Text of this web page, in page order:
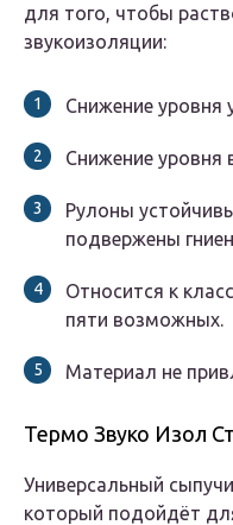
для того, чтобы
звукоизоляции:
Снижение уровня
Снижение
Рулоны
подвержены
Относится к
пяти возможных.
Материал не
Термо Звуко Изол
Универсальный
который подойдёт